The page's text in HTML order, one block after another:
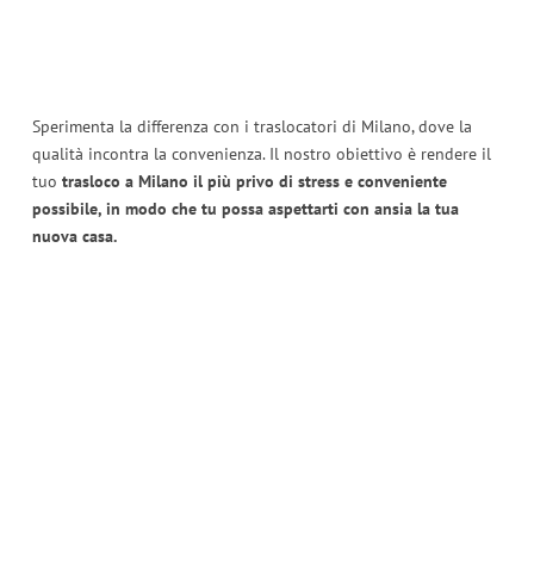
Sperimenta la differenza con i traslocatori di Milano, dove la
qualità incontra la convenienza. Il nostro obiettivo è rendere il
tuo trasloco a Milano il più privo di stress e conveniente
possibile, in modo che tu possa aspettarti con ansia la tua
nuova casa.